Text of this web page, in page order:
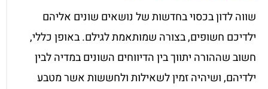
שווה לדון בכסוי בחדשות של נושאים שונים אליהם
ילדיכם חשופים, בצורה שמותאמת לגילם. באופן כללי,
חשוב שההורה יתווך בין הדיווחים השונים במדיה לבין
ילדיהם, ושיהיה זמין לשאילות ולחששות אשר מטבע